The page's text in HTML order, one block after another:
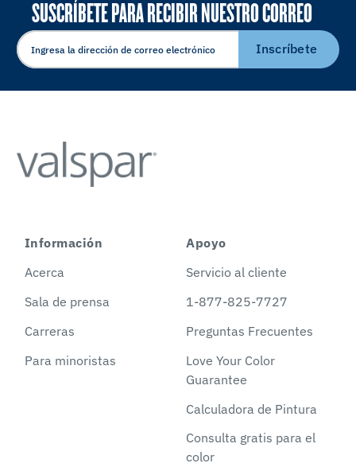
SUSCRÍBETE PARA RECIBIR NUESTRO CORREO
ELECTRÓNICO
Inscríbete
Información
Acerca
Sala de prensa
Carreras
Para minoristas
Apoyo
Servicio al cliente
1-877-825-7727
Preguntas Frecuentes
Love Your Color
Guarantee
Calculadora de Pintura
Consulta gratis para el
color